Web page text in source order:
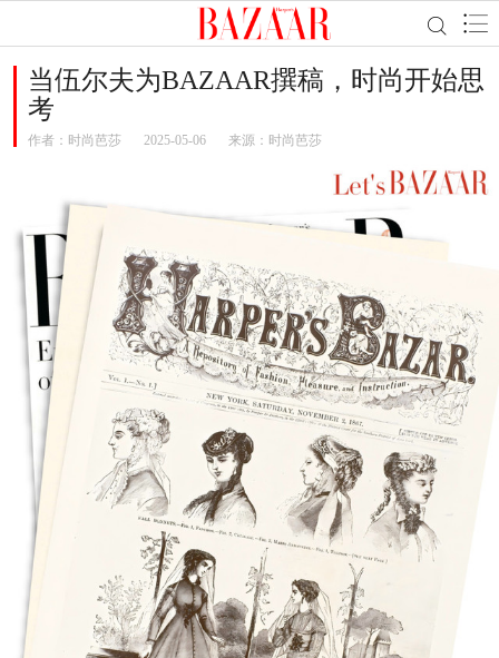
当伍尔夫为BAZAAR撰稿，时尚开始思
考
作者： 时尚芭莎 2025-05-06 来源：时尚芭莎